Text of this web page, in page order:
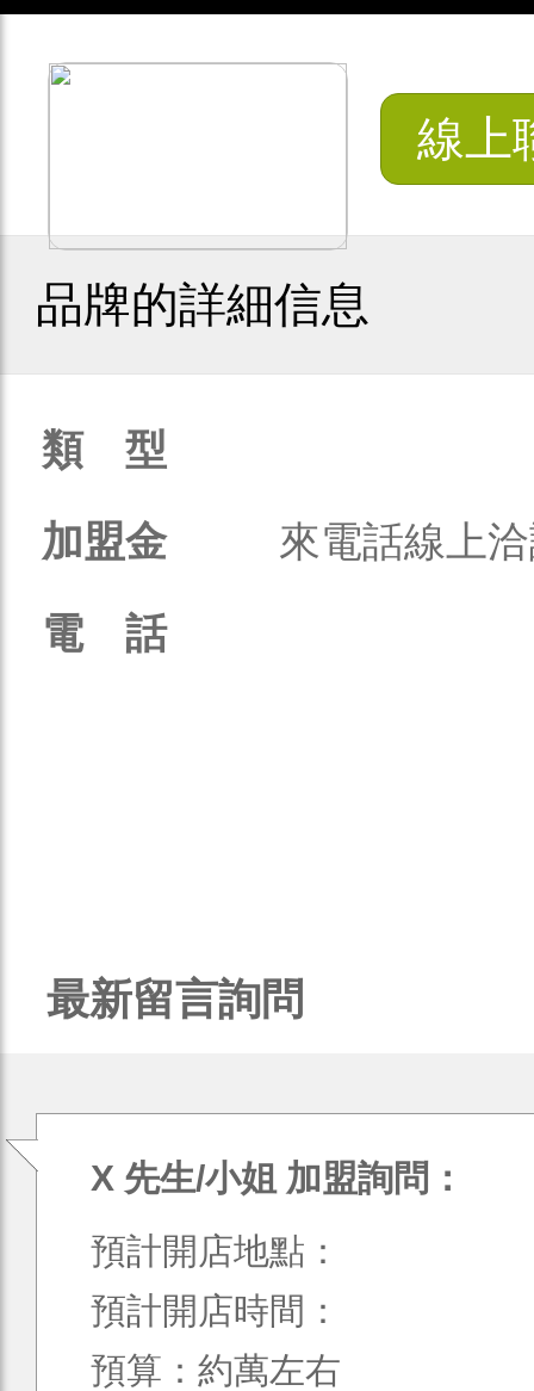
線上
品牌的詳細信息
類 型
加盟金
來電話線上
電 話
最新留言詢問
X 先生/小姐 加盟詢問：
預計開店地點：
預計開店時間：
預算：約萬左右